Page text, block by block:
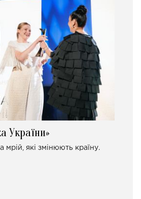
України»
та мрій, які змінюють країну.